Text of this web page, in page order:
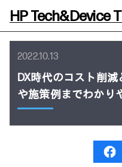
HP Tech&Device
全てのコンテンツ
チャンネル
AIの進化と活用事例
タグ
メールニュース会員
HP Tech&Device TV 内のコンテ
2022.10.13
DX時代のコスト削
や施策例までわかり